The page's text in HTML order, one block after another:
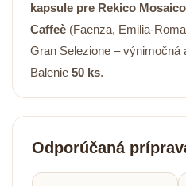
kapsule pre Rekico
Caffeè (Faenza, Emilia-
Gran Selezione – výnimočná
Balenie 50 ks.
Odporúčaná